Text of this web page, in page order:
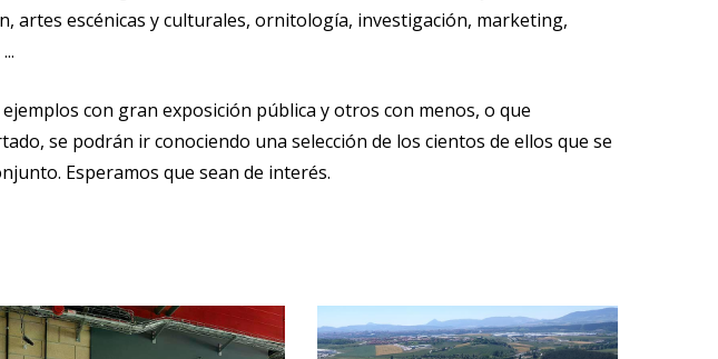
artes escénicas y culturales, ornitología, investigación, marketing,
con gran exposición pública y otros con menos, o que
se podrán ir conociendo una selección de los cientos de ellos que se
Esperamos que sean de interés.